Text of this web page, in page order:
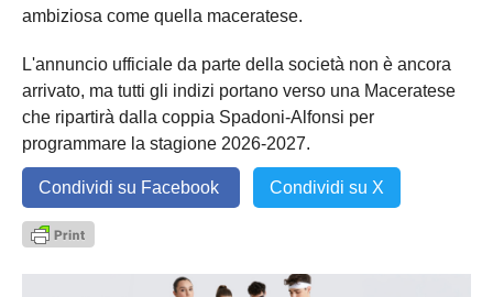
ambiziosa come quella maceratese.
L'annuncio ufficiale da parte della società non è ancora
arrivato, ma tutti gli indizi portano verso una Maceratese
che ripartirà dalla coppia Spadoni-Alfonsi per
programmare la stagione 2026-2027.
Condividi su Facebook Condividi su X